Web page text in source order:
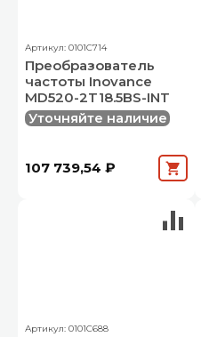
Артикул: 0101C714
Преобразователь
частоты Inovance
MD520-2T18.5BS-INT
Уточняйте наличие
107 739,54 ₽
Артикул: 0101C688